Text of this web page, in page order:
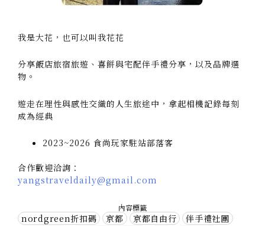
我是大花，也可以叫我花花
分享飯店旅宿旅遊、喜餅與宅配伴手禮分享，以及品牌選
物。
遊走在理性與感性交織的人生旅途中，拿起相機記錄每刻
成為經典
2023~2026 食尚玩家駐站部落客
合作歡迎洽詢：
yangstraveldaily@gmail.com
內容標籤
nordgreen折扣碼 京都 京都自由行
伴手禮社團